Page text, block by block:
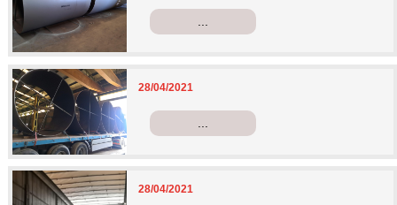
28/04/2021
28/04/2021